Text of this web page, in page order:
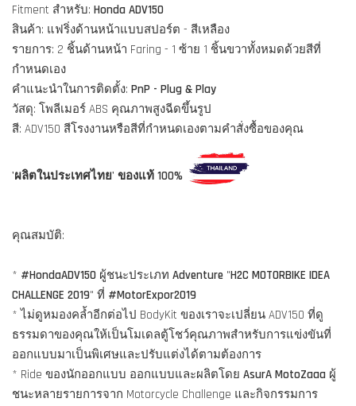
Fitment สำหรับ: Honda ADV150
สินค้า: แฟริ่งด้านหน้าแบบสปอร์ต - สีเหลือง
รายการ: 2 ชิ้นด้านหน้า Faring - 1 ซ้าย 1 ชิ้นขวาทั้งหมดด้วยสีที่
กำหนดเอง
คำแนะนำในการติดตั้ง: PnP - Plug & Play
วัสดุ: โพลีเมอร์ ABS คุณภาพสูงฉีดขึ้นรูป
สี: ADV150 สีโรงงานหรือสีที่กำหนดเองตามคำสั่งซื้อของคุณ
'ผลิตในประเทศไทย' ของแท้ 100%
คุณสมบัติ:
* #HondaADV150 ผู้ชนะประเภท Adventure "H2C MOTORBIKE IDEA
CHALLENGE 2019" ที่ #MotorExpor2019
* ไม่ดูหมองคล้ำอีกต่อไป BodyKit ของเราจะเปลี่ยน ADV150 ที่ดู
ธรรมดาของคุณให้เป็นโมเดลตู้โชว์คุณภาพสำหรับการแข่งขันที่
ออกแบบมาเป็นพิเศษและปรับแต่งได้ตามต้องการ
* Ride ของนักออกแบบ ออกแบบและผลิตโดย AsurA MotoZaaa ผู้
ชนะหลายรายการจาก Motorcycle Challenge และกิจกรรมการ